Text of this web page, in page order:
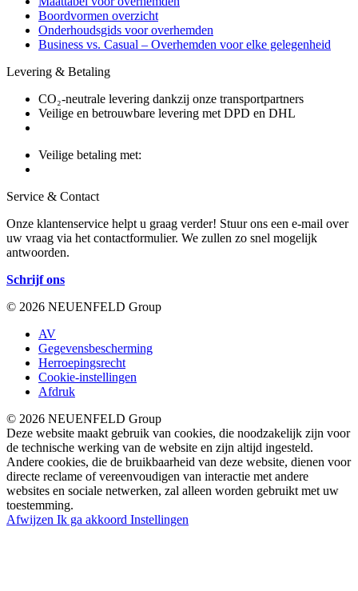
Boordvormen overzicht
Onderhoudsgids voor overhemden
Business vs. Casual – Overhemden voor elke gelegenheid
Levering & Betaling
CO₂-neutrale levering dankzij onze transportpartners
Veilige en betrouwbare levering met DPD en DHL
Veilige betaling met:
Service & Contact
Onze klantenservice helpt u graag verder! Stuur ons een e-mail over
uw vraag via het contactformulier. We zullen zo snel mogelijk
antwoorden.
Schrijf ons
© 2026 NEUENFELD Group
AV
Gegevensbescherming
Herroepingsrecht
Cookie-instellingen
Afdruk
© 2026 NEUENFELD Group
Deze website maakt gebruik van cookies, die noodzakelijk zijn voor
de technische werking van de website en zijn altijd ingesteld.
Andere cookies, die de bruikbaarheid van deze website, dienen voor
directe reclame of vereenvoudigen van interactie met andere
websites en sociale netwerken, zal alleen worden gebruikt met uw
toestemming.
Afwijzen Ik ga akkoord Instellingen